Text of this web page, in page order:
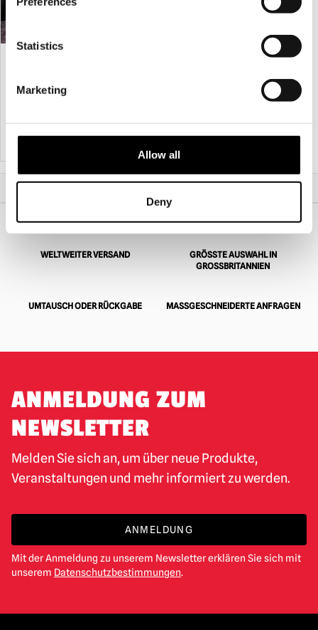
Statistics
Marketing
Allow all
Deny
5.95
WELTWEITER VERSAND
GRÖSSTE AUSWAHL IN G
ROSSBRITANNIEN
UMTAUSCH ODER RÜCKGABE MASSGESCHNEIDERTE ANFRAGEN
ANMELDUNG ZUM
NEWSLETTER
Melden Sie sich an, um über neue Produkte,
Veranstaltungen und mehr informiert zu werden.
ANMELDUNG
Mit der Anmeldung zu unserem Newsletter erklären Sie sich mit
unserem Datenschutzbestimmungen.